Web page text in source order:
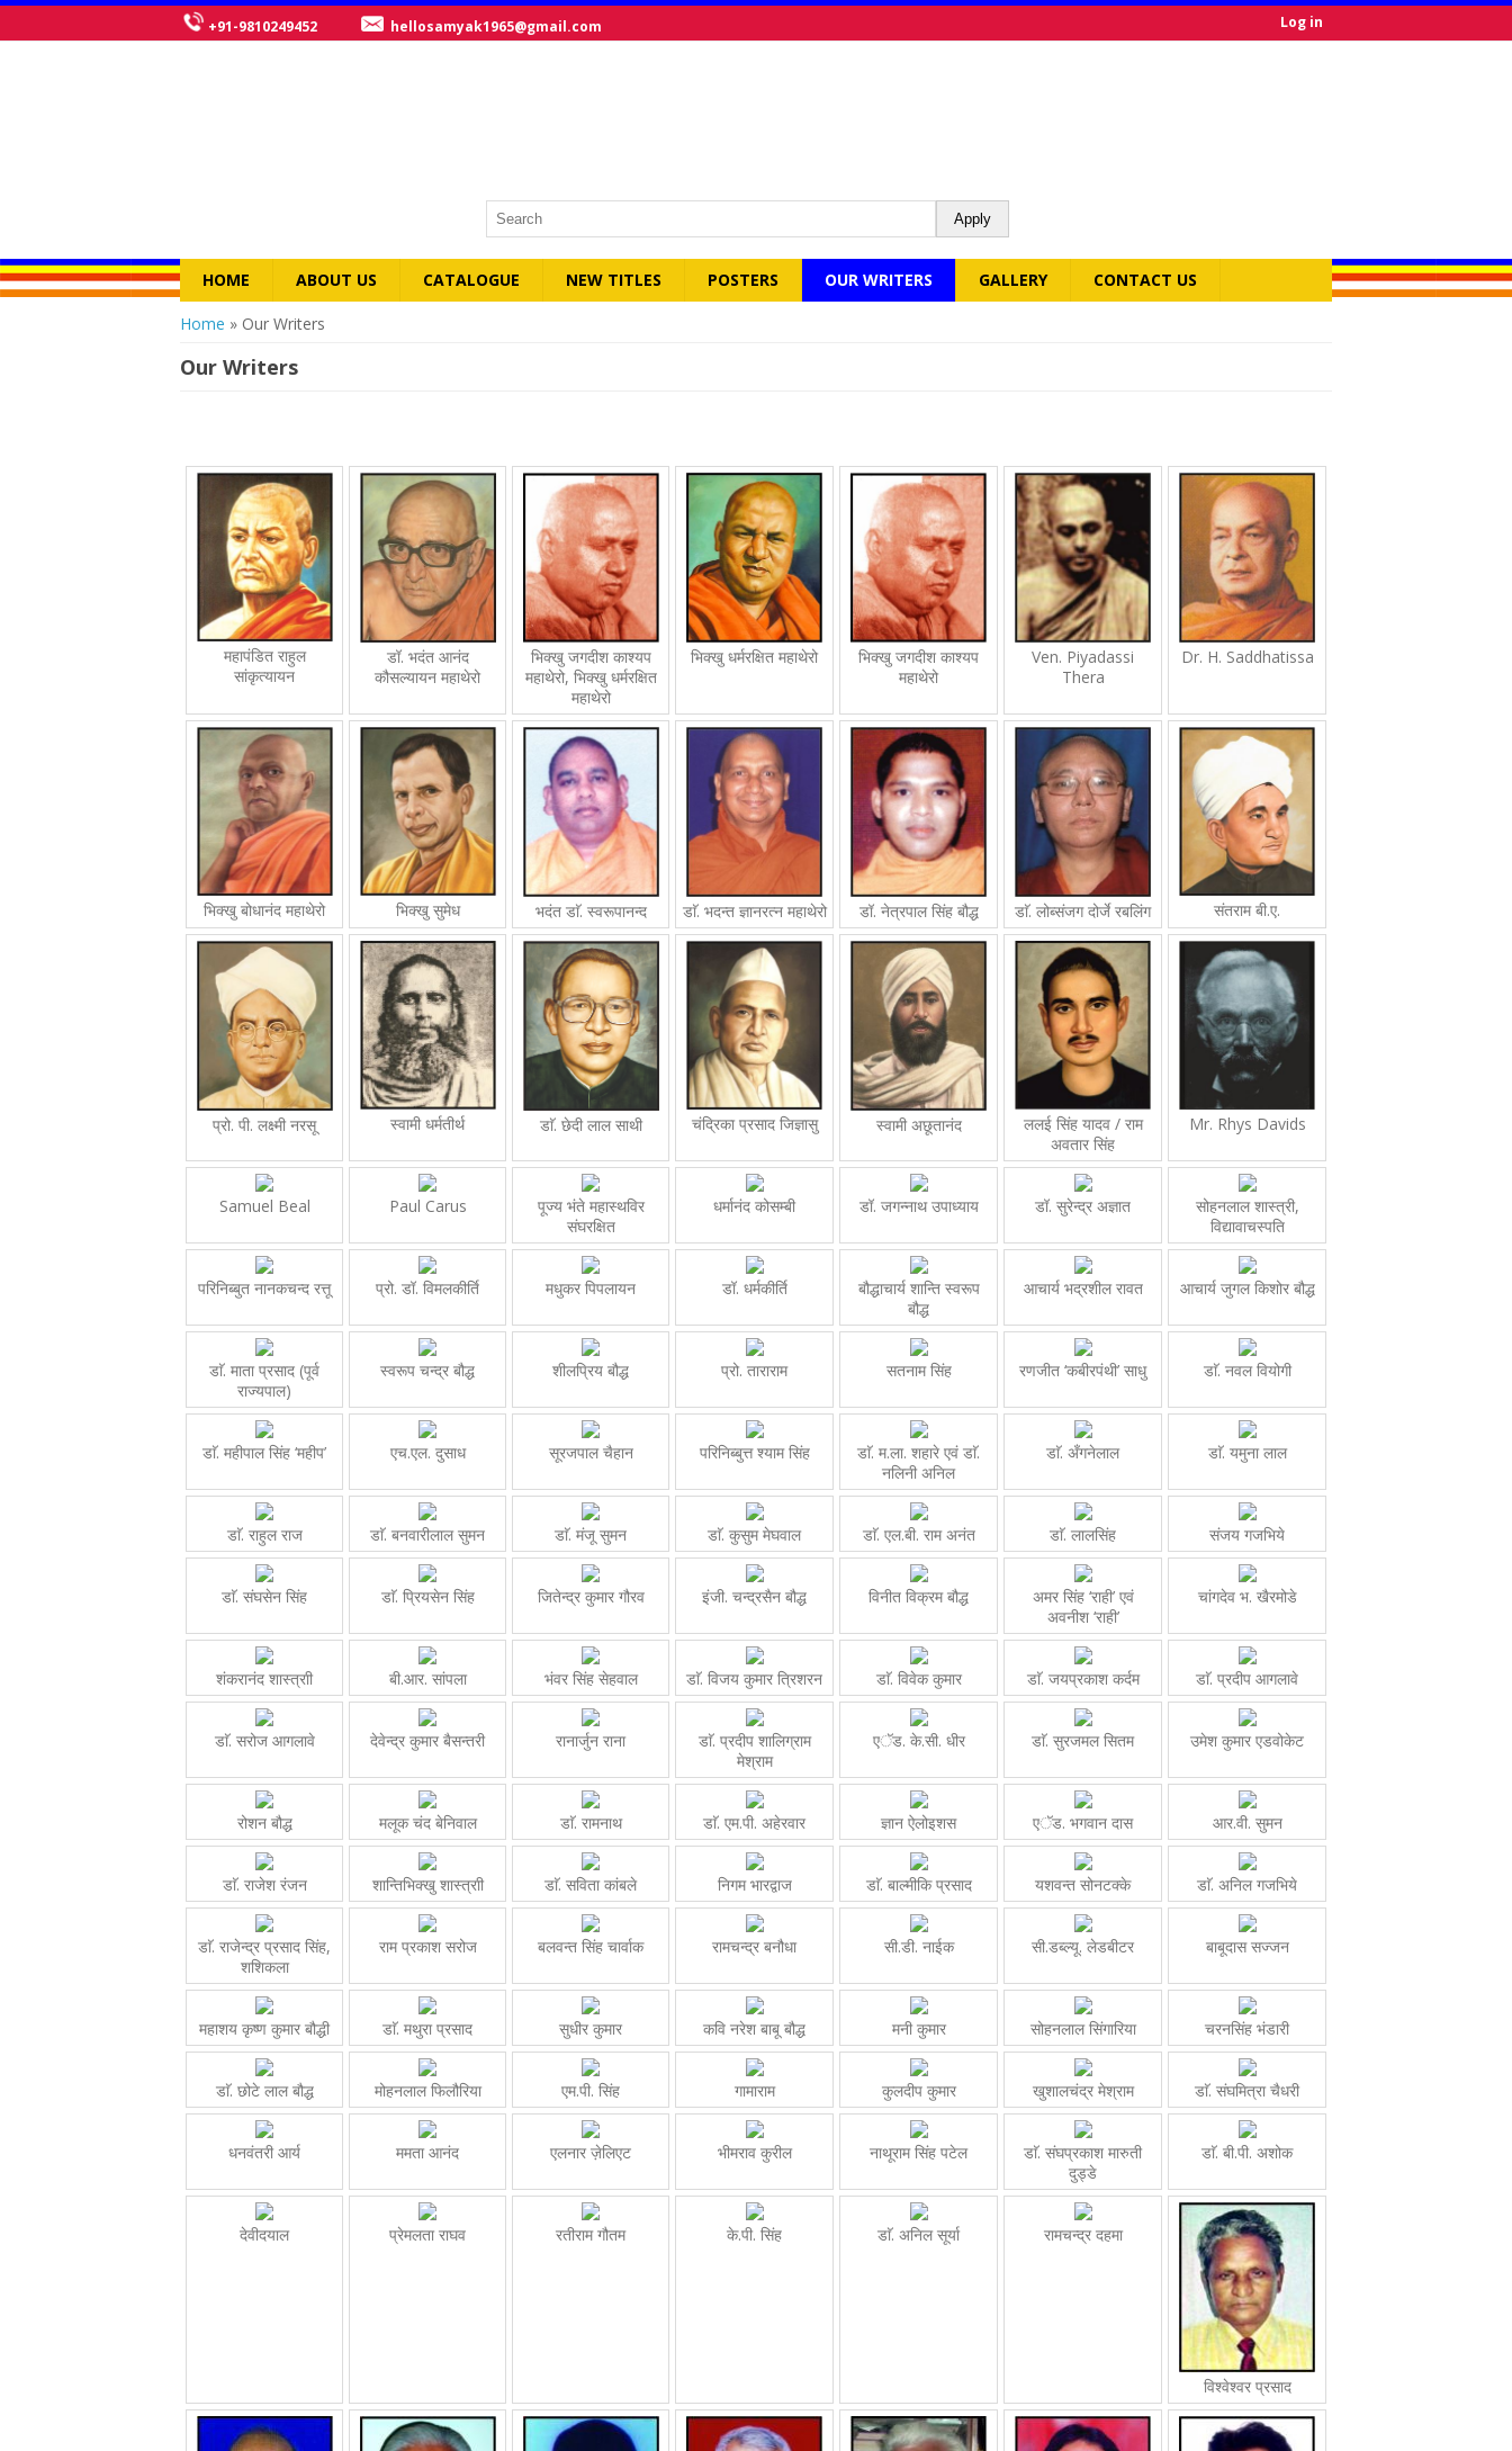
+91-9810249452 hellosamyak1965@gmail.com Log in
HOME ABOUT US CATALOGUE NEW TITLES POSTERS OUR WRITERS GALLERY CONTACT US
You are here
Home » Our Writers
Our Writers
महापंडित राहुल
सांकृत्यायन
डॉ. भदंत आनंद
कौसल्यायन महाथेरो
भिक्खु जगदीश काश्यप
महाथेरो, भिक्खु धर्मरक्षित
महाथेरो
भिक्खु धर्मरक्षित महाथेरो
भिक्खु जगदीश काश्यप
महाथेरो
Ven. Piyadassi
Thera
Dr. H. Saddhatissa
भिक्खु बोधानंद महाथेरो भिक्खु सुमेध भदंत डाॅ. स्वरूपानन्द डाॅ. भदन्त ज्ञानरत्न महाथेरो डॉ. नेत्रपाल सिंह बौद्ध डाॅ. लोब्संजग दोर्जे रबलिंग संतराम बी.ए.
प्रो. पी. लक्ष्मी नरसू स्वामी धर्मतीर्थ डाॅ. छेदी लाल साथी चंद्रिका प्रसाद जिज्ञासु स्वामी अछूतानंद
ललई सिंह यादव / राम
अवतार सिंह
Mr. Rhys Davids
Samuel Beal Paul Carus
पूज्य भंते महास्थविर
संघरक्षित
धर्मानंद कोसम्बी डॉ. जगन्नाथ उपाध्याय डॉ. सुरेन्द्र अज्ञात
सोहनलाल शास्त्री,
विद्यावाचस्पति
परिनिब्बुत नानकचन्द रत्तू प्रो. डॉ. विमलकीर्ति मधुकर पिपलायन डॉ. धर्मकीर्ति
बौद्धाचार्य शान्ति स्वरूप
बौद्ध
आचार्य भद्रशील रावत आचार्य जुगल किशोर बौद्ध
डाॅ. माता प्रसाद (पूर्व
राज्यपाल)
स्वरूप चन्द्र बौद्ध शीलप्रिय बौद्ध प्रो. ताराराम सतनाम सिंह रणजीत ‘कबीरपंथी’ साधु डाॅ. नवल वियोगी
डाॅ. महीपाल सिंह ‘महीप’ एच.एल. दुसाध सूरजपाल चैहान परिनिब्बुत्त श्याम सिंह
डाॅ. म.ला. शहारे एवं डाॅ.
नलिनी अनिल
डाॅ. अँगनेलाल डाॅ. यमुना लाल
डाॅ. राहुल राज डाॅ. बनवारीलाल सुमन डाॅ. मंजू सुमन डाॅ. कुसुम मेघवाल डाॅ. एल.बी. राम अनंत डाॅ. लालसिंह संजय गजभिये
डाॅ. संघसेन सिंह डाॅ. प्रियसेन सिंह जितेन्द्र कुमार गौरव इंजी. चन्द्रसैन बौद्ध विनीत विक्रम बौद्ध
अमर सिंह ‘राही’ एवं
अवनीश ‘राही’
चांगदेव भ. खैरमोडे
शंकरानंद शास्त्राी बी.आर. सांपला भंवर सिंह सेहवाल डाॅ. विजय कुमार त्रिशरन डाॅ. विवेक कुमार डाॅ. जयप्रकाश कर्दम डाॅ. प्रदीप आगलावे
डाॅ. सरोज आगलावे देवेन्द्र कुमार बैसन्तरी रानार्जुन राना
डाॅ. प्रदीप शालिग्राम
मेश्राम
एॅड. के.सी. धीर डाॅ. सुरजमल सितम उमेश कुमार एडवोकेट
रोशन बौद्ध मलूक चंद बेनिवाल डाॅ. रामनाथ डाॅ. एम.पी. अहेरवार ज्ञान ऐलोइशस एॅड. भगवान दास आर.वी. सुमन
डाॅ. राजेश रंजन शान्तिभिक्खु शास्त्राी डाॅ. सविता कांबले निगम भारद्वाज डाॅ. बाल्मीकि प्रसाद यशवन्त सोनटक्के डाॅ. अनिल गजभिये
डाॅ. राजेन्द्र प्रसाद सिंह,
शशिकला
राम प्रकाश सरोज बलवन्त सिंह चार्वाक रामचन्द्र बनौधा सी.डी. नाईक सी.डब्ल्यू. लेडबीटर बाबूदास सज्जन
महाशय कृष्ण कुमार बौद्धी डाॅ. मथुरा प्रसाद सुधीर कुमार कवि नरेश बाबू बौद्ध मनी कुमार सोहनलाल सिंगारिया चरनसिंह भंडारी
डाॅ. छोटे लाल बौद्ध मोहनलाल फिलौरिया एम.पी. सिंह गामाराम कुलदीप कुमार खुशालचंद्र मेश्राम डाॅ. संघमित्रा चैधरी
धनवंतरी आर्य ममता आनंद एलनार ज़ेलिएट भीमराव कुरील नाथूराम सिंह पटेल
डाॅ. संघप्रकाश मारुती
दुड्डे
डाॅ. बी.पी. अशोक
देवीदयाल प्रेमलता राघव रतीराम गौतम के.पी. सिंह डाॅ. अनिल सूर्या रामचन्द्र दहमा
विश्वेश्वर प्रसाद